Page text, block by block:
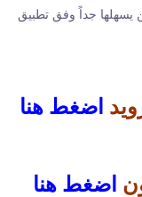
يسهلها جداً وفق تطبيق
اضغط هنا
اضغط هنا